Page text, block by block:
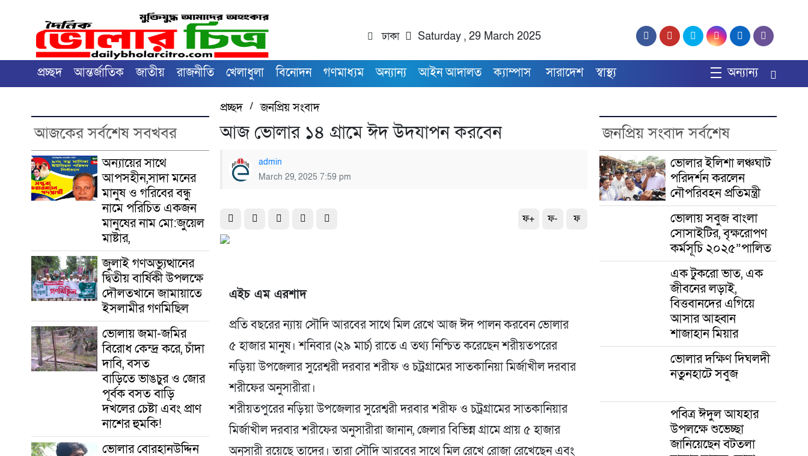
ঢাকা Saturday , 29 March 2025
প্রচ্ছদ আন্তর্জাতিক জাতীয় রাজনীতি খেলাধুলা বিনোদন গণমাধ্যম অন্যান্য আইন আদালত ক্যাম্পাস সারাদেশ স্বাস্থ্য অন্যান্য
আজকের সর্বশেষ সবখবর
অন্যায়ের সাথে
আপসহীন,সাদা মনের
মানুষ ও গরিবের বন্ধু
নামে পরিচিত একজন
মানুষের নাম মো:জুয়েল
মাষ্টার,
জুলাই গণঅভ্যুত্থানের
দ্বিতীয় বার্ষিকী উপলক্ষে
দৌলতখানে জামায়াতে
ইসলামীর গণমিছিল
ভোলায় জমা-জমির
বিরোধ কেন্দ্র করে, চাঁদা
দাবি, বসত
বাড়িতে ভাঙচুর ও জোর
পূর্বক বসত বাড়ি
দখলের চেষ্টা এবং প্রাণ
নাশের হুমকি! ‎
ভোলার বোরহানউদ্দিন
প্রচ্ছদ/জনপ্রিয় সংবাদ
আজ ভোলার ১৪ গ্রামে ঈদ উদযাপন করবেন
admin
March 29, 2025 7:59 pm
ফ+ ফ- ফ
এইচ এম এরশাদ
প্রতি বছরের ন্যায় সৌদি আরবের সাথে মিল রেখে আজ ঈদ পালন করবেন ভোলার
৫ হাজার মানুষ। শনিবার (২৯ মার্চ) রাতে এ তথ্য নিশ্চিত করেছেন শরীয়তপরের
নড়িয়া উপজেলার সুরেশ্বরী দরবার শরীফ ও চট্রগ্রামের সাতকানিয়া মির্জাখীল দরবার
শরীফের অনুসারীরা।
শরীয়তপুরের নড়িয়া উপজেলার সুরেশ্বরী দরবার শরীফ ও চট্রগ্রামের সাতকানিয়ার
মির্জাখীল দরবার শরীফের অনুসারীরা জানান, জেলার বিভিন্ন গ্রামে প্রায় ৫ হাজার
অনুসারী রয়েছে তাদের। তারা সৌদি আরবের সাথে মিল রেখে রোজা রেখেছেন এবং
জনপ্রিয় সংবাদ সর্বশেষ
ভোলার ইলিশা লঞ্চঘাট
পরিদর্শন করলেন
নৌপরিবহন প্রতিমন্ত্রী
ভোলায় সবুজ বাংলা
সোসাইটির, বৃক্ষরোপণ
কর্মসূচি ২০২৫”পালিত
এক টুকরো ভাত, এক
জীবনের লড়াই,
বিত্তবানদের এগিয়ে
আসার আহ্বান
শাজাহান মিয়ার
ভোলার দক্ষিণ দিঘলদী
নতুনহাটে সবুজ
পবিত্র ঈদুল আযহার
উপলক্ষে শুভেচ্ছা
জানিয়েছেন বটতলা